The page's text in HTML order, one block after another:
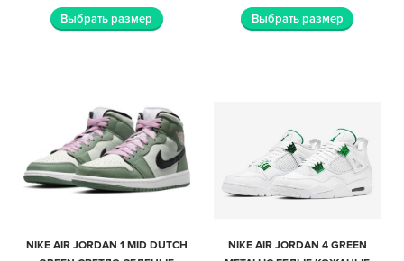
Выбрать размер Выбрать размер
NIKE AIR JORDAN 1 MID DUTCH
NIKE AIR JORDAN 4 GREEN